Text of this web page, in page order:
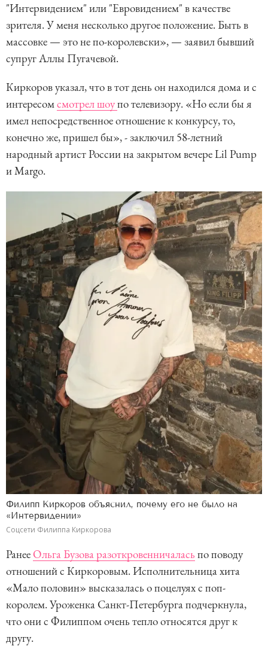
"Интервидением" или "Евровидением" в качестве
зрителя. У меня несколько другое положение. Быть в
массовке — это не по-королевски», — заявил бывший
супруг Аллы Пугачевой.
Киркоров указал, что в тот день он находился дома и с
интересомсмотрел шоупо телевизору. «Но если бы я
имел непосредственное отношение к конкурсу, то,
конечно же, пришел бы», - заключил 58-летний
народный артист России на закрытом вечере Lil Pump
и Margo.
Филипп Киркоров объяснил, почему его не было на
«Интервидении»
Соцсети Филиппа Киркорова
Ранее Ольга Бузова разоткровенничалась по поводу
отношений с Киркоровым. Исполнительница хита
«Мало половин» высказалась о поцелуях с поп-
королем. Уроженка Санкт-Петербурга подчеркнула,
что они с Филиппом очень тепло относятся друг к
другу.